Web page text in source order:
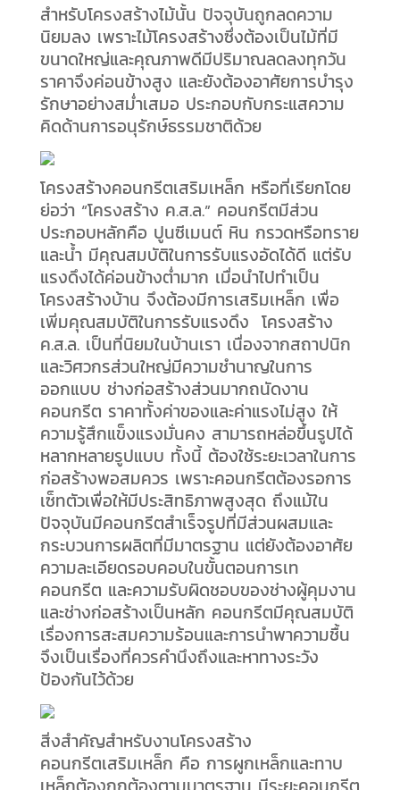
สำหรับโครงสร้างไม้นั้น ปัจจุบันถูกลดความ
นิยมลง เพราะไม้โครงสร้างซึ่งต้องเป็นไม้ที่มี
ขนาดใหญ่และคุณภาพดีมีปริมาณลดลงทุกวัน
ราคาจึงค่อนข้างสูง และยังต้องอาศัยการบำรุง
รักษาอย่างสม่ำเสมอ ประกอบกับกระแสความ
คิดด้านการอนุรักษ์ธรรมชาติด้วย
โครงสร้างคอนกรีตเสริมเหล็ก หรือที่เรียกโดย
ย่อว่า “โครงสร้าง ค.ส.ล.” คอนกรีตมีส่วน
ประกอบหลักคือ ปูนซีเมนต์ หิน กรวดหรือทราย
และน้ำ มีคุณสมบัติในการรับแรงอัดได้ดี แต่รับ
แรงดึงได้ค่อนข้างต่ำมาก เมื่อนำไปทำเป็น
โครงสร้างบ้าน จึงต้องมีการเสริมเหล็ก เพื่อ
เพิ่มคุณสมบัติในการรับแรงดึง โครงสร้าง
ค.ส.ล. เป็นที่นิยมในบ้านเรา เนื่องจากสถาปนิก
และวิศวกรส่วนใหญ่มีความชำนาญในการ
ออกแบบ ช่างก่อสร้างส่วนมากถนัดงาน
คอนกรีต ราคาทั้งค่าของและค่าแรงไม่สูง ให้
ความรู้สึกแข็งแรงมั่นคง สามารถหล่อขึ้นรูปได้
หลากหลายรูปแบบ ทั้งนี้ ต้องใช้ระยะเวลาในการ
ก่อสร้างพอสมควร เพราะคอนกรีตต้องรอการ
เซ็ทตัวเพื่อให้มีประสิทธิภาพสูงสุด ถึงแม้ใน
ปัจจุบันมีคอนกรีตสำเร็จรูปที่มีส่วนผสมและ
กระบวนการผลิตที่มีมาตรฐาน แต่ยังต้องอาศัย
ความละเอียดรอบคอบในขั้นตอนการเท
คอนกรีต และความรับผิดชอบของช่างผู้คุมงาน
และช่างก่อสร้างเป็นหลัก คอนกรีตมีคุณสมบัติ
เรื่องการสะสมความร้อนและการนำพาความชื้น
จึงเป็นเรื่องที่ควรคำนึงถึงและหาทางระวัง
ป้องกันไว้ด้วย
สิ่งสำคัญสำหรับงานโครงสร้าง
คอนกรีตเสริมเหล็ก คือ การผูกเหล็กและทาบ